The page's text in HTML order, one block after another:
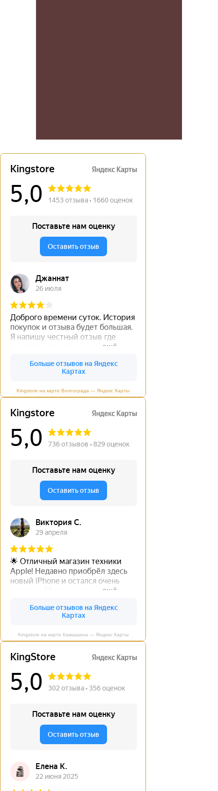
Kingstore на карте Волгограда — Яндекс Карты
Kingstore на карте Камышина — Яндекс Карты